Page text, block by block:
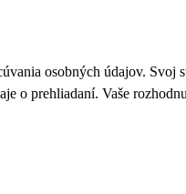
osobných údajov. Svoj
o prehliadaní. Vaše